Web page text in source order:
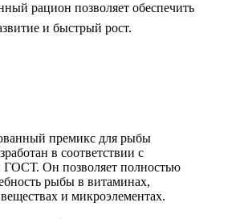
рацион позволяет обеспечить
и быстрый рост.
премикс для рыбы
в соответствии с
ГОСТ. Он позволяет полностью
рыбы в витаминах,
и микроэлементах.